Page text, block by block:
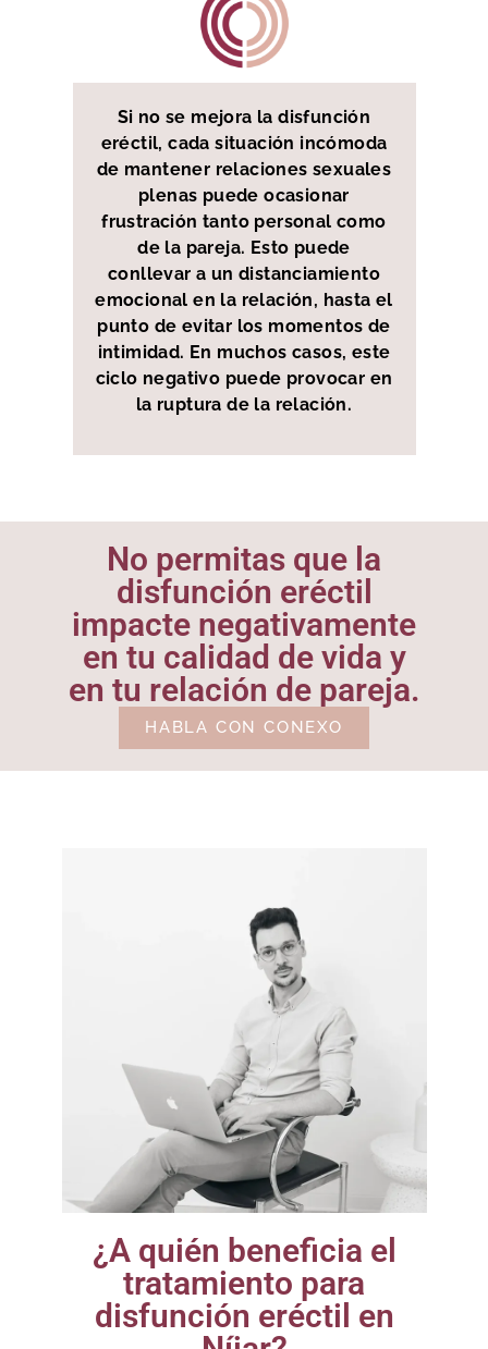
Si no se mejora la disfunción
eréctil, cada situación incómoda
de mantener relaciones sexuales
plenas puede ocasionar
frustración tanto personal como
de la pareja. Esto puede
conllevar a un distanciamiento
emocional en la relación, hasta el
punto de evitar los momentos de
intimidad. En muchos casos, este
ciclo negativo puede provocar en
la ruptura de la relación.
No permitas que la
disfunción eréctil
impacte negativamente
en tu calidad de vida y
en tu relación de pareja.
HABLA CON CONEXO
¿A quién beneficia el
tratamiento para
disfunción eréctil en